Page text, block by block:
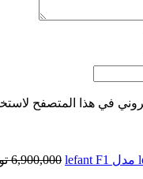
في هذا المتصفح
6,900,000